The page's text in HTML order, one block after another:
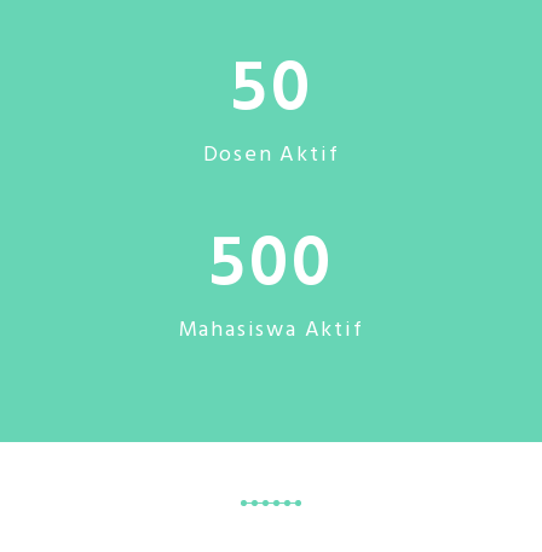
50
Dosen Aktif
500
Mahasiswa Aktif